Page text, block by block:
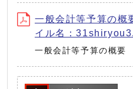
一般会計等予算の概
イル名：
一般会計等予算の概要